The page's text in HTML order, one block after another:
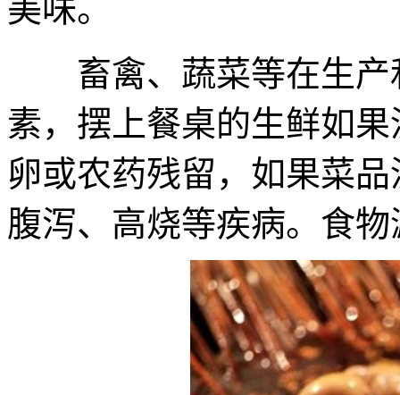
美味。
畜禽、蔬菜等在生产
素，摆上餐桌的生鲜如
卵或农药残留，如果菜
腹泻、高烧等疾病。食